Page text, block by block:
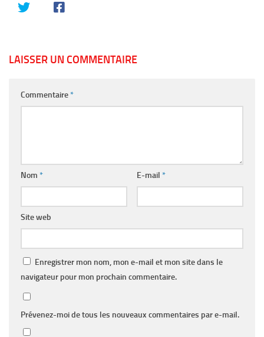
LAISSER UN COMMENTAIRE
Commentaire*
Nom * E-mail *
Site web
Enregistrer mon nom, mon e-mail et mon site dans le
navigateur pour mon prochain commentaire.
Prévenez-moi de tous les nouveaux commentaires par e-mail.